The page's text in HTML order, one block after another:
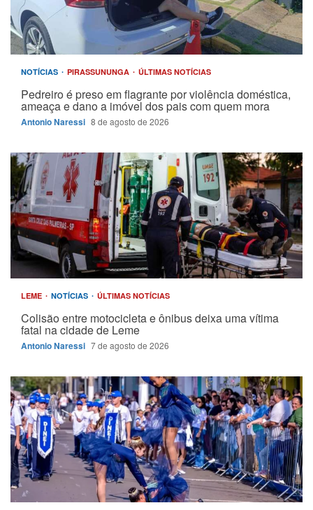
NOTÍCIAS PIRASSUNUNGA ÚLTIMAS NOTÍCIAS
Pedreiro é preso em flagrante por violência doméstica,
ameaça e dano a imóvel dos pais com quem mora
Antonio Naressi 8 de agosto de 2026
LEME NOTÍCIAS ÚLTIMAS NOTÍCIAS
Colisão entre motocicleta e ônibus deixa uma vítima
fatal na cidade de Leme
Antonio Naressi 7 de agosto de 2026